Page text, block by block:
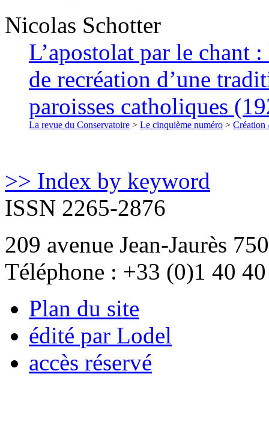
Nicolas Schotter
L’apostolat par le chant
de recréation d’une
paroisses catholiques
La revue du Conservatoire > Le cinquième numéro > Création
>> Index by keyword
ISSN 2265-2876
209 avenue Jean-Jaurès
Téléphone : +33 (0)1 40
Plan du site
édité par Lodel
accès réservé